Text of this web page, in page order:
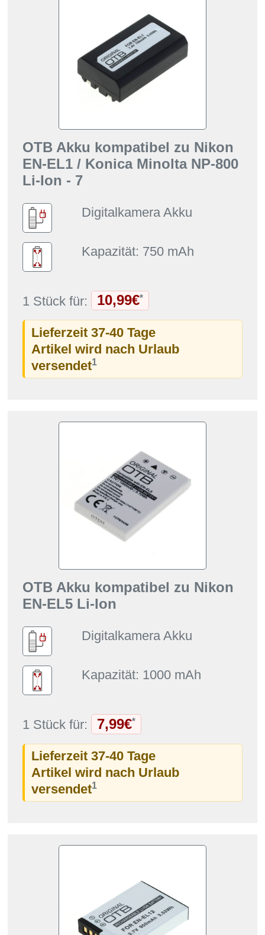
OTB Akku kompatibel zu Nikon
EN-EL1 / Konica Minolta NP-800
Li-Ion - 7
Digitalkamera Akku
Kapazität: 750 mAh
1 Stück für: 10,99€*
Lieferzeit 37-40 Tage
Artikel wird nach Urlaub
versendet1
OTB Akku kompatibel zu Nikon
EN-EL5 Li-Ion
Digitalkamera Akku
Kapazität: 1000 mAh
1 Stück für: 7,99€*
Lieferzeit 37-40 Tage
Artikel wird nach Urlaub
versendet1